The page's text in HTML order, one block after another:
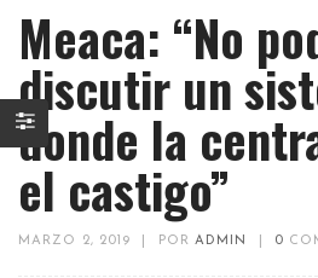
Meaca: “No
discutir un
donde la
el castigo”
MARZO 2, 2019 PORADMIN 0